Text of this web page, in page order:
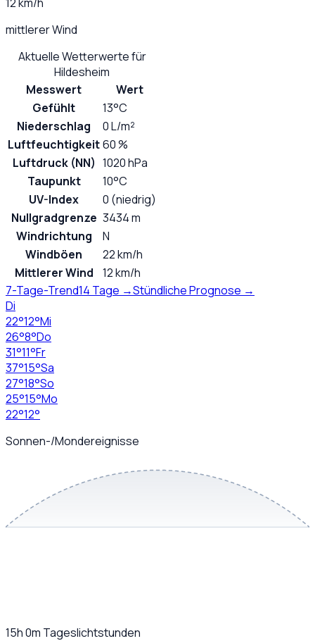
mittlerer Wind
Aktuelle Wetterwerte für
Hildesheim
Messwert
Wert
Gefühlt
13°C
Niederschlag
0 L/m²
Luftfeuchtigkeit60 %
Luftdruck (NN) 1020 hPa
Taupunkt
10°C
UV-Index
0 (niedrig)
Nullgradgrenze 3434 m
Windrichtung
N
Windböen
22 km/h
Mittlerer Wind
12 km/h
7-Tage-Trend14 Tage →Stündliche Prognose →
Di
22°12°Mi
26°8°Do
31°11°Fr
37°15°Sa
27°18°So
25°15°Mo
22°12°
Sonnen-/Mondereignisse
15h 0m Tageslichtstunden